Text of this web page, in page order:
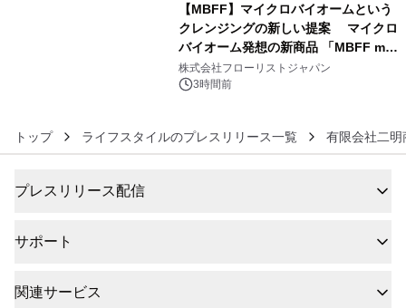
【MBFF】マイクロバイオームという
クレンジングの新しい提案 マイクロ
バイオーム発想の新商品 「MBFF mb
クレンジングPRO」を2026年8月6日
発売
株式会社フローリストジャパン
3時間前
トップ ライフスタイルのプレスリリース一覧 有限会社二明
プレスリリース配信
サポート
関連サービス